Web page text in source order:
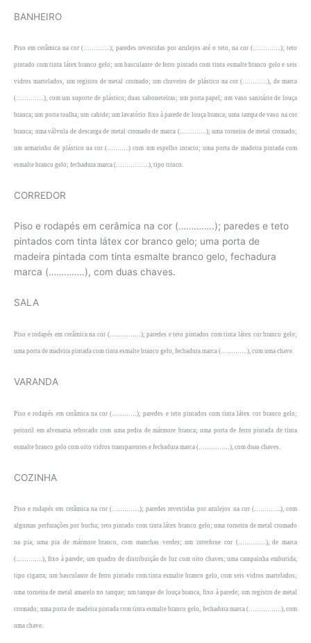
BANHEIRO
Piso em cerâmica na cor (………….); paredes revestidas por azulejos até o teto, na cor (…………..); teto
pintado com tinta látex branco gelo; um basculante de ferro pintado com tinta esmalte branco gelo e seis
vidros martelados, um registro de metal cromado; um chuveiro de plástico na cor (…………), de marca
(…………..), com um suporte de plástico; duas saboneteiras; um porta papel; um vaso sanitário de louça
branca; um porta toalha; um cabide; um lavatório fixo à parede de louça branca; uma tampa de vaso na cor
branca; uma válvula de descarga de metal cromado de marca (………….); uma torneira de metal cromado;
um armarinho de plástico na cor (………..) com um espelho intacto; uma porta de madeira pintada com
esmalte branco gelo; fechadura marca (…………….), tipo trinco.
CORREDOR
Piso e rodapés em cerâmica na cor (…………..); paredes e teto
pintados com tinta látex cor branco gelo; uma porta de
madeira pintada com tinta esmalte branco gelo, fechadura
marca (…………..), com duas chaves.
SALA
Piso e rodapés em cerâmica na cor (……………); paredes e teto pintados com tinta látex cor branco gelo;
uma porta de madeira pintada com tinta esmalte branco gelo, fechadura marca (………….), com uma chave.
VARANDA
Piso e rodapés em cerâmica na cor (…………); paredes e teto pintados com tinta látex cor branco gelo;
peitoril em alvenaria rebocado com uma pedra de mármore branca; uma porta de ferro pintada de tinta
esmalte branco gelo com oito vidros transparentes e fechadura marca (……………), com duas chaves.
COZINHA
Piso e rodapés em cerâmica na cor (…………..); paredes revestidas por azulejos na cor (………….), com
algumas perfurações por bucha; teto pintado com tinta látex branco gelo; uma torneira de metal cromado
na pia; uma pia de mármore branco, com manchas verdes; um interfone cor (…………..), de marca
(………….), fixo à parede; um quadro de distribuição de luz com oito chaves; uma campainha embutida,
tipo cigarra; um basculante de ferro pintado com tinta esmalte branco gelo, com seis vidros martelados;
uma torneira de metal amarelo no tanque; um tanque de louça branca, fixo à parede; um registro de metal
cromado; uma porta de madeira pintada com tinta esmalte branco gelo, fechadura marca (…………….), com
uma chave.